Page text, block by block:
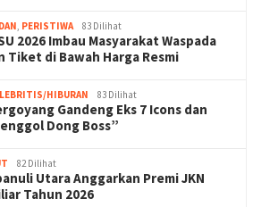
PERISTIWA 83 Dilihat
2026 Imbau Masyarakat Waspada
Tiket di Bawah Harga Resmi
HIBURAN 83 Dilihat
Gandeng Eks 7 Icons dan
Dong Boss”
82 Dilihat
Utara Anggarkan Premi JKN
Tahun 2026